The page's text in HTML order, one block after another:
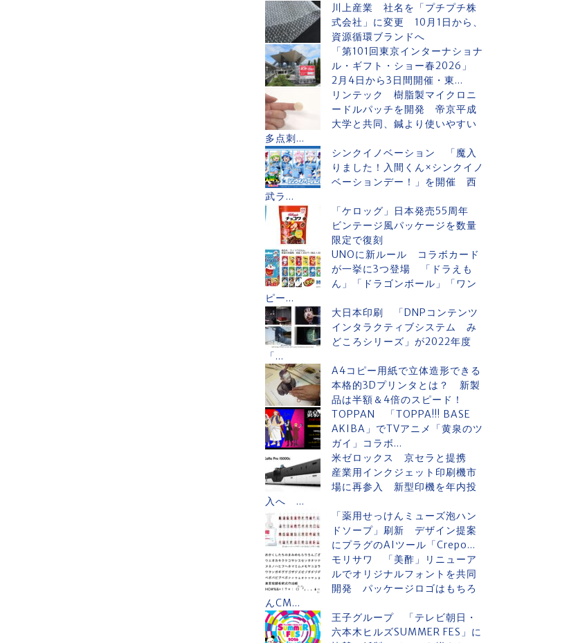
川上産業 社名を「プチプチ株
式会社」に変更 10月1日から、
資源循環ブランドへ
「第101回東京インターナショナ
ル・ギフト・ショー春2026」
2月4日から3日間開催・東...
リンテック 樹脂製マイクロニ
ードルパッチを開発 帝京平成
大学と共同、鍼より使いやすい
多点刺...
シンクイノベーション 「魔入
りました！入間くん×シンクイノ
ベーションデー！」を開催 西
武ラ...
「ケロッグ」日本発売55周年
ビンテージ風パッケージを数量
限定で復刻
UNOに新ルール コラボカード
が一挙に3つ登場 「ドラえも
ん」「ドラゴンボール」「ワン
ピー...
大日本印刷 「DNPコンテンツ
インタラクティブシステム み
どころシリーズ」が2022年度
「...
A4コピー用紙で立体造形できる
本格的3Dプリンタとは？ 新製
品は半額＆4倍のスピード！
TOPPAN 「TOPPA!!! BASE
AKIBA」でTVアニメ「黄泉のツ
ガイ」コラボ...
米ゼロックス 京セラと提携
産業用インクジェット印刷機市
場に再参入 新型印機を年内投
入へ ...
「薬用せっけんミューズ泡ハン
ドソープ」刷新 デザイン提案
にプラグのAIツール「Crepo...
モリサワ 「美酢」リニューア
ルでオリジナルフォントを共同
開発 パッケージロゴはもちろ
んCM...
王子グループ 「テレビ朝日・
六本木ヒルズSUMMER FES」に